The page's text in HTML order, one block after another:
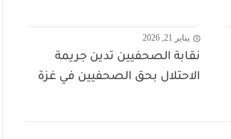
يناير 21, 2026
نقابة الصحفيين تدين جريمة
الاحتلال بحق الصحفيين في غزة